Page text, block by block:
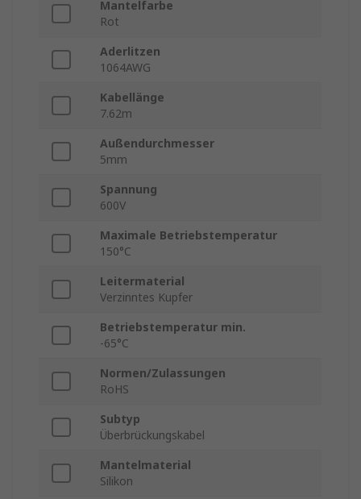
Mantelfarbe
Rot
Aderlitzen
1064AWG
Kabellänge
7.62m
Außendurchmesser
5mm
Spannung
600V
Maximale Betriebstemperatur
150°C
Leitermaterial
Verzinntes Kupfer
Betriebstemperatur min.
-65°C
Normen/Zulassungen
RoHS
Subtyp
Überbrückungskabel
Mantelmaterial
Silikon